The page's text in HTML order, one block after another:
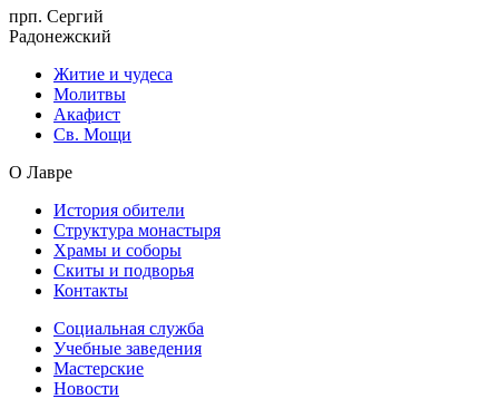
прп. Сергий
Радонежский
Житие и чудеса
Молитвы
Акафист
Св. Мощи
О Лавре
История обители
Структура монастыря
Храмы и соборы
Скиты и подворья
Контакты
Социальная служба
Учебные заведения
Мастерские
Новости